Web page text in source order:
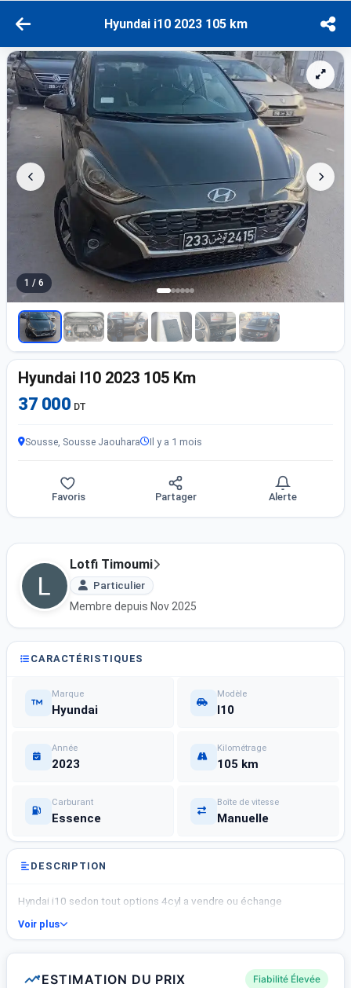
Hyundai i10 2023 105 km
1 / 6
Hyundai I10 2023 105 Km
37 000 DT
Sousse, Sousse Jaouhara Il y a 1 mois
Favoris Partager Alerte
Lotfi Timoumi
Particulier
Membre depuis Nov 2025
CARACTÉRISTIQUES
Marque
Hyundai
Modèle
I10
Année
2023
Kilométrage
105 km
Carburant
Essence
Boîte de vitesse
Manuelle
DESCRIPTION
Hyndai i10 sedon tout options 4cyl a vendre ou échange
Voir plus
ESTIMATION DU PRIX Fiabilité Élevée